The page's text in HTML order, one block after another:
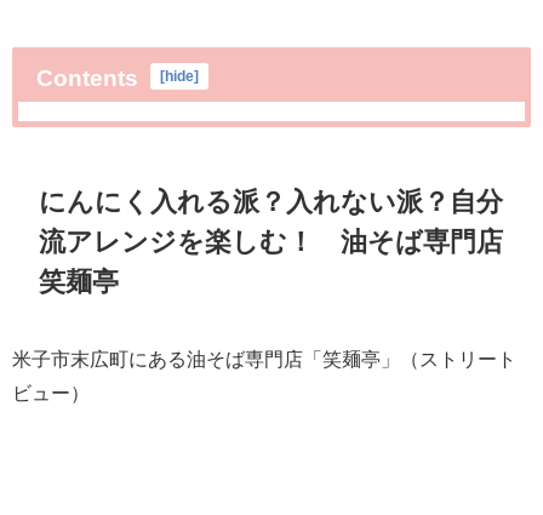
Contents [hide]
にんにく入れる派？入れない派？自分
流アレンジを楽しむ！ 油そば専門店
笑麺亭
米子市末広町にある油そば専門店「笑麺亭」（ストリート
ビュー）